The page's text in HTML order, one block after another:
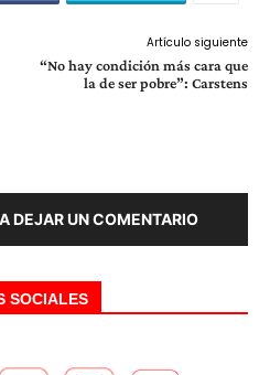
Artículo siguiente
“No hay condición más cara que
la de ser pobre”: Carstens
DEJAR UN COMENTARIO
SOCIALES